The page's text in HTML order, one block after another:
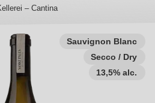
– Cantina
Sauvignon Blanc
Secco / Dry
13,5% alc.
cantina o altri